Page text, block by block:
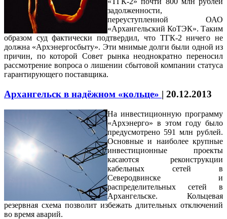
задолженности,
переуступленной ОАО
«Архангельский КоТЭК». Таким
образом суд фактически подтвердил, что ТГК-2 ничего не
должна «Архэнергосбыту». Эти мнимые долги были одной из
причин, по которой Совет рынка неоднократно переносил
рассмотрение вопроса о лишении сбытовой компании статуса
гарантирующего поставщика.
Архангельск в надёжном «кольце» | 20.12.2013
На инвестиционную программу
«Архэнерго» в этом году было
предусмотрено 591 млн рублей.
Основные и наиболее крупные
инвестиционные проекты
касаются реконструкции
кабельных сетей в
Северодвинске и
распределительных сетей в
Архангельске. Кольцевая
резервная схема позволит избежать длительных отключений
во время аварий.